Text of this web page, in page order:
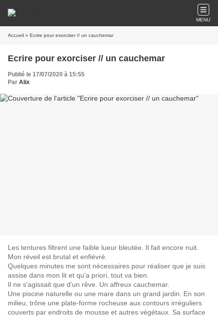
MENU
Accueil » Ecrire pour exorciser // un cauchemar
Ecrire pour exorciser // un cauchemar
Publié le 17/07/2020 à 15:55
Par Alix
Les tentures filtrent une faible lueur bleutée. Il fait encore nuit.
Mon réveil est brutal et enfiévré.
Quelques minutes me sont nécessaires pour réaliser que je suis
assise dans mon lit et qu'a priori, tout va bien.
Il ne s'agissait que d'un rêve. Un affreux cauchemar.
Une piscine naturelle ou une mare dans un grand jardin. En son
milieu, trône une plate-forme rocheuse aux contours irréguliers
couverts par endroits de mousse et autres végétaux. Sa surface